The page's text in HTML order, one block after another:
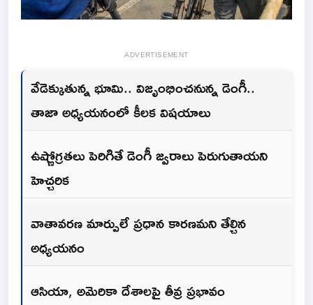
ADVERTISEMENT
వేడెక్కుతున్న భూమి.. విజృంభించనున్న డెంగీ..
తాజా అధ్యయనంలో కీలక విషయాలు
ఉష్ణోగ్రతలు పెరిగితే డెంగీ జ్వరాలు పెరుగుతాయని
హెచ్చరిక
వాతావరణ మార్పులే ప్రధాన కారణమని తేల్చిన
అధ్యయనం
ఆసియా, అమెరికా దేశాలపై తీవ్ర ప్రభావం